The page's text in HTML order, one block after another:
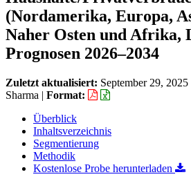
(Nordamerika, Europa,
Naher Osten und Afrika,
Prognosen 2026–2034
Zuletzt aktualisiert: September 29, 2025
Sharma | Format:
Überblick
Inhaltsverzeichnis
Segmentierung
Methodik
Kostenlose Probe herunterladen